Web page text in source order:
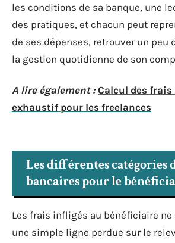
les conditions de sa banque, une
des pratiques, et chacun peut
de ses dépenses, retrouver un peu
la gestion quotidienne de son
A lire également : Calcul des frais
exhaustif pour les freelances
Les différentes catégories
bancaires pour le
Les frais infligés au bénéficiaire
une simple ligne perdue sur le